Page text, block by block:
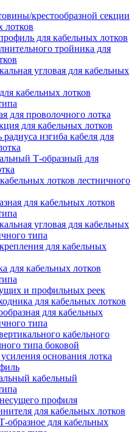
крестообразной секции
лотков
для кабельных лотков
тройника для
угловая для кабельных
кабельных лотков
для проволочного лотка
для кабельных лотков
изгиба кабеля для
Т-образный для
лотков лестничного
для кабельных лотков
угловая для кабельных
типа
для кабельных
для кабельных лотков
и профильных реек
для кабельных лотков
для кабельных
типа
кабельного
типа боковой
основания лотка
кабельный
профиля
для кабельных лотков
образное для кабельных